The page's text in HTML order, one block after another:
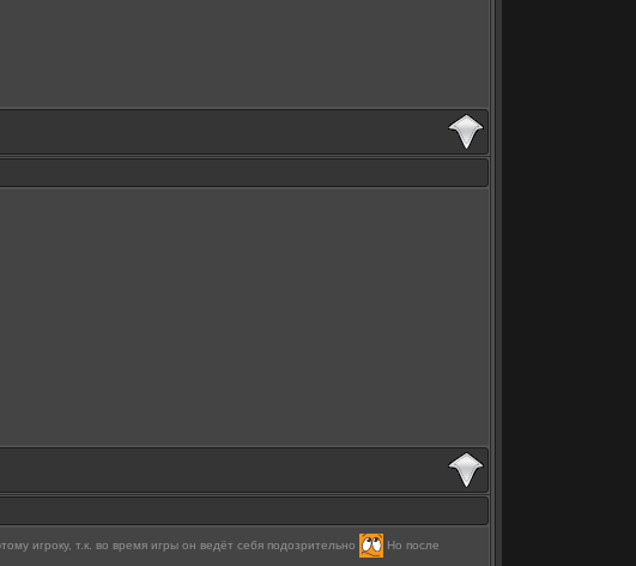
игроку, т.к. во время игры он ведёт себя подозрительно Но после